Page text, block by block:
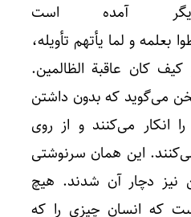
آمده است
بعلمه و لما یأتهم تأویله،
کیف کان عاقبة الظالمین.
می‌گوید که بدون داشتن
انکار می‌کنند و از روی
این همان سرنوشتی
نیز دچار آن شدند. هیچ
که انسان چیزی را که